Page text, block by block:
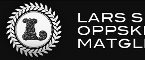
LARS